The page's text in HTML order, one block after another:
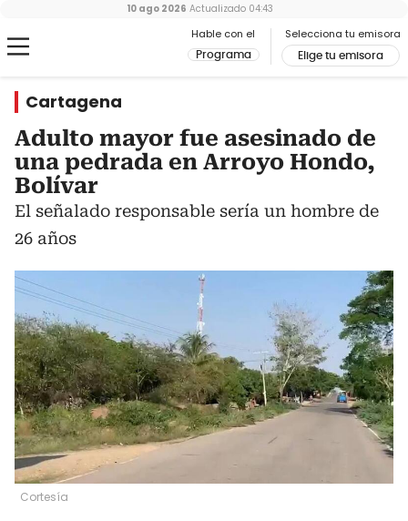
Hable con el
Programa
Selecciona tu emisora
Elige tu emisora
10 ago 2026 Actualizado 04:43
Cartagena
Adulto mayor fue asesinado de
una pedrada en Arroyo Hondo,
Bolívar
El señalado responsable sería un hombre de
26 años
Cortesía